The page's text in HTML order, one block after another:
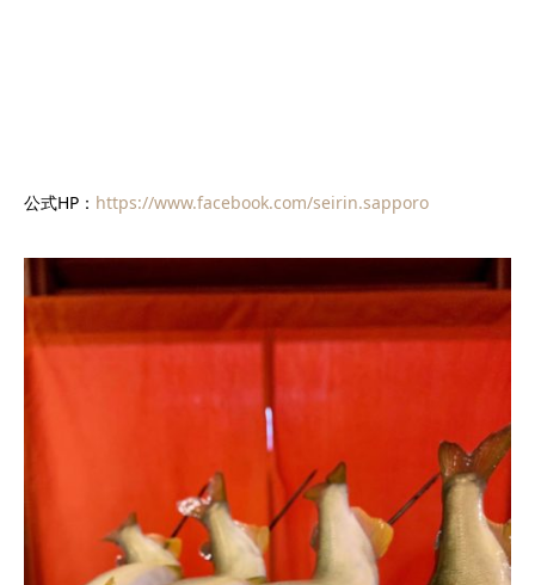
公式HP： https://www.facebook.com/seirin.sapporo